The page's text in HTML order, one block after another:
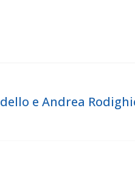
e Andrea